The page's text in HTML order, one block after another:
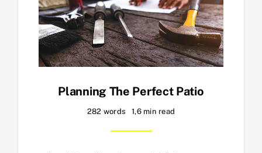
Planning The Perfect Patio
282 words 1,6 min read